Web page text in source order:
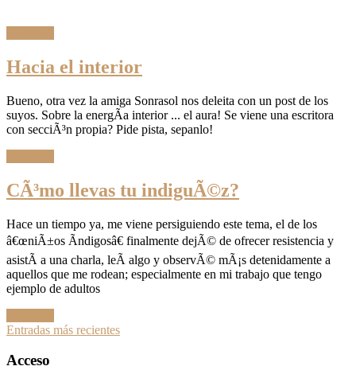
Hacia el interior
Bueno, otra vez la amiga Sonrasol nos deleita con un post de los
suyos. Sobre la energÃ­a interior ... el aura! Se viene una escritora
con secciÃ³n propia? Pide pista, sepanlo!
CÃ³mo llevas tu indiguÃ©z?
Hace un tiempo ya, me viene persiguiendo este tema, el de los
â€œniÃ±os Ã­ndigosâ€ finalmente dejÃ© de ofrecer resistencia y
asistÃ­ a una charla, leÃ­ algo y observÃ© mÃ¡s detenidamente a
aquellos que me rodean; especialmente en mi trabajo que tengo
ejemplo de adultos
Ir
a
Entradas más recientes
Acceso